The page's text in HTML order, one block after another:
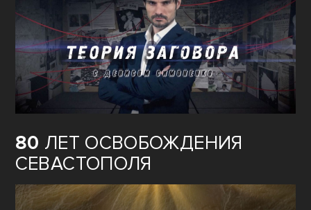
80 ЛЕТ ОСВОБОЖДЕНИЯ
СЕВАСТОПОЛЯ